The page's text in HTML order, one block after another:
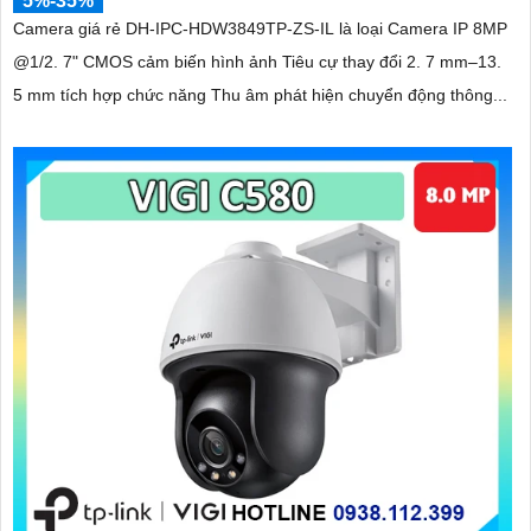
Camera giá rẻ DH-IPC-HDW3849TP-ZS-IL là loại Camera IP 8MP
@1/2. 7" CMOS cảm biến hình ảnh Tiêu cự thay đổi 2. 7 mm–13.
5 mm tích hợp chức năng Thu âm phát hiện chuyển động thông...